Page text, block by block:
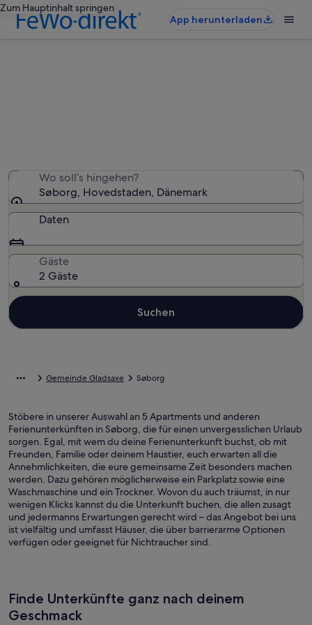
Zum Hauptinhalt springen
App herunterladen
Wo soll’s hingehen?
Søborg, Hovedstaden, Dänemark
Daten
Gäste
2 Gäste
Suchen
Gemeinde Gladsaxe Søborg
Stöbere in unserer Auswahl an 5 Apartments und anderen
Ferienunterkünften in Søborg, die für einen unvergesslichen Urlaub
sorgen. Egal, mit wem du deine Ferienunterkunft buchst, ob mit
Freunden, Familie oder deinem Haustier, euch erwarten all die
Annehmlichkeiten, die eure gemeinsame Zeit besonders machen
werden. Dazu gehören möglicherweise ein Parkplatz sowie eine
Waschmaschine und ein Trockner. Wovon du auch träumst, in nur
wenigen Klicks kannst du die Unterkunft buchen, die allen zusagt
und jedermanns Erwartungen gerecht wird – das Angebot bei uns
ist vielfältig und umfasst Häuser, die über barrierarme Optionen
verfügen oder geeignet für Nichtraucher sind.
Finde Unterkünfte ganz nach deinem
Geschmack